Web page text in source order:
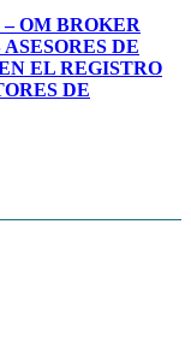
– OM BROKER
DE
EL REGISTRO
DE